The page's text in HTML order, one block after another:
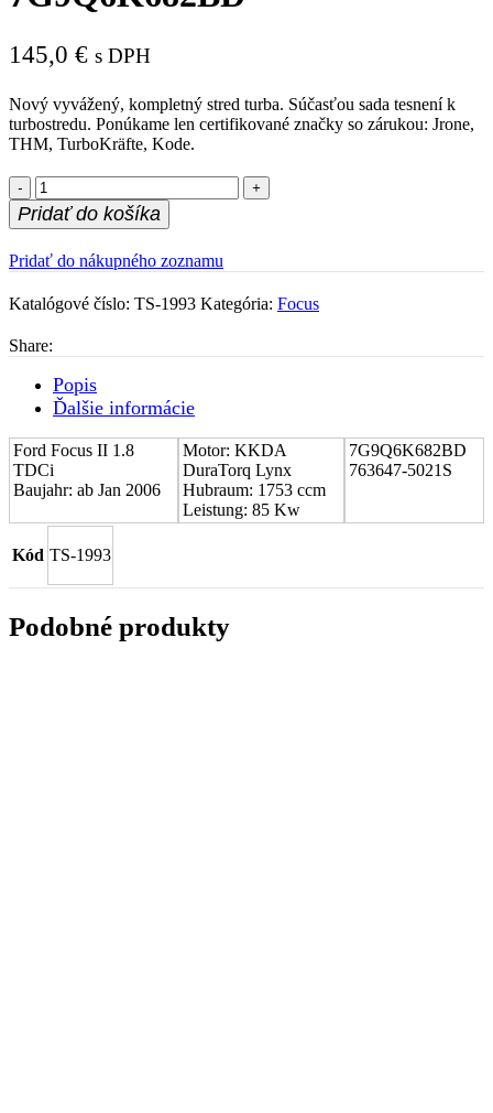
145,0 € s DPH
Nový vyvážený, kompletný stred turba. Súčasťou sada tesnení k
turbostredu. Ponúkame len certifikované značky so zárukou: Jrone,
THM, TurboKräfte, Kode.
množstvo
Stred
turboduchadla
Ford
II
TDCi
7G9Q6K682BD
Pridať do košíka
Pridať do nákupného zoznamu
Katalógové číslo: TS-1993 Kategória: Focus
Share:
Popis
Ďalšie informácie
Ford Focus II 1.8
TDCi
Baujahr: ab Jan 2006
Motor: KKDA
DuraTorq Lynx
Hubraum: 1753 ccm
Leistung: 85 Kw
7G9Q6K682BD
763647-5021S
Kód TS-1993
Podobné produkty